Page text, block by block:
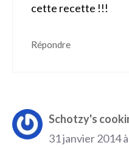
cette recette !!!
Répondre
Schotzy's
31 janvier 2014